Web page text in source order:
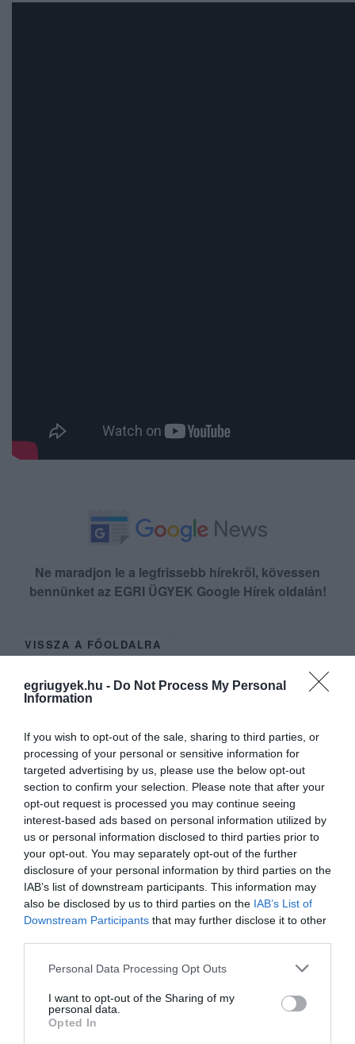
egriugyek.hu - Do Not Process My Personal
Information
If you wish to opt-out of the sale, sharing to third parties, or
processing of your personal or sensitive information for
targeted advertising by us, please use the below opt-out
section to confirm your selection. Please note that after your
opt-out request is processed you may continue seeing
interest-based ads based on personal information utilized by
us or personal information disclosed to third parties prior to
your opt-out. You may separately opt-out of the further
disclosure of your personal information by third parties on the
IAB’s list of downstream participants. This information may
also be disclosed by us to third parties on the IAB’s List of
Downstream Participants that may further disclose it to other
Please note that this website/app uses one or more Google
not limited to your visit or usage behaviour. You may click to
grant or deny consent to Google and its third-party tags to
use your data for below specified purposes in below Google
Personal Data Processing Opt Outs
I want to opt-out of the Sharing of my
personal data.
Opted In
Ne maradjon le a legfrissebb hírekről, kövessen
bennünket az EGRI ÜGYEK Google Hírek oldalán!
VISSZA A FŐOLDALRA
Legfrissebb híreink
35 PERCES TANÓRÁK ÉS KEVESEBB HÁZI
FELADAT JÖHET AZ ALSÓ ...
2026. augusztus 08| Mindenki ügye
BAKA ANDRÁST JELÖLI KÖZTÁRSASÁGI
2026. augusztus 08| Mindenki ügye